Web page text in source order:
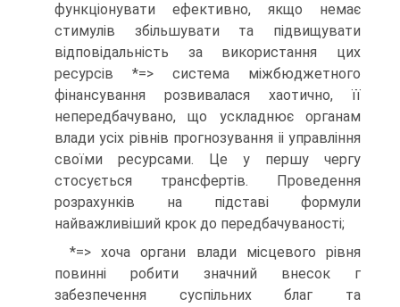
функціонувати ефективно, якщо немає
стимулів збільшувати та підвищувати
відповідальність за використання цих
ресурсів *=> система міжбюджетного
фінансування розвивалася хаотично, її
непередбачувано, що ускладнює органам
влади усіх рівнів прогнозування іі управління
своїми ресурсами. Це у першу чергу
стосується трансфертів. Проведення
розрахунків на підставі формули
найважливіший крок до передбачуваності;
*=> хоча органи влади місцевого рівня
повинні робити значний внесок г
забезпечення суспільних благ та